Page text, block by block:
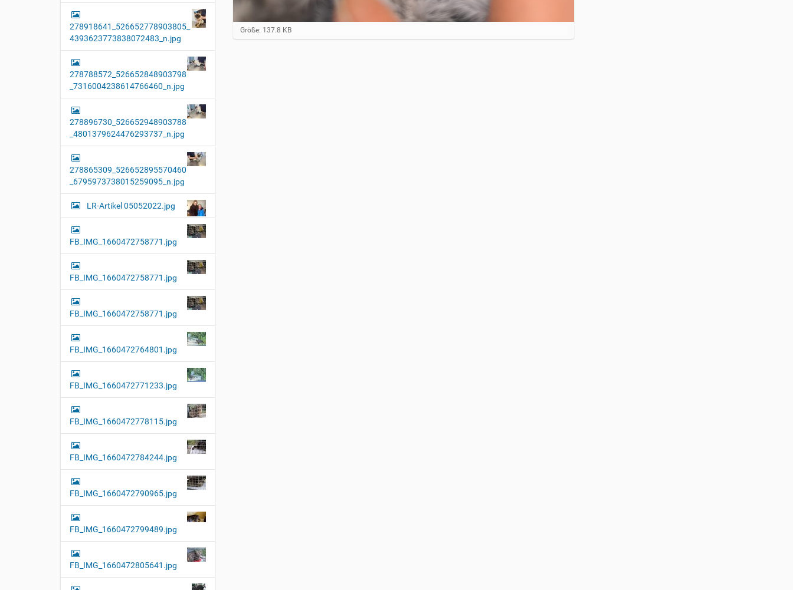
Z
e
Größe: 137.8 KB
278918641_526652778903805_
4393623773838072483_n.jpg
278788572_526652848903798
_7316004238614766460_n.jpg
278896730_526652948903788
_4801379624476293737_n.jpg
278865309_526652895570460
_6795973738015259095_n.jpg
LR-Artikel 05052022.jpg
FB_IMG_1660472758771.jpg
FB_IMG_1660472758771.jpg
FB_IMG_1660472758771.jpg
FB_IMG_1660472764801.jpg
FB_IMG_1660472771233.jpg
FB_IMG_1660472778115.jpg
FB_IMG_1660472784244.jpg
FB_IMG_1660472790965.jpg
FB_IMG_1660472799489.jpg
FB_IMG_1660472805641.jpg